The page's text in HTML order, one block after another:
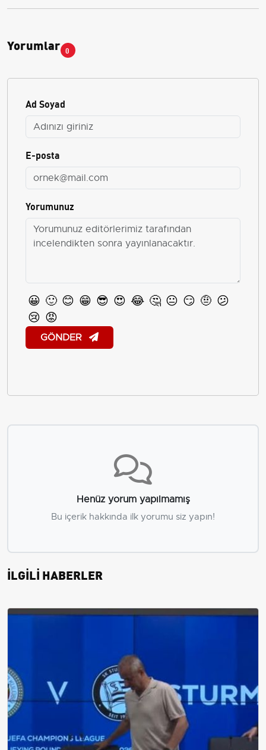
Yorumlar 0
Ad Soyad
E-posta
Yorumunuz
😀 🙂 😊 😁 😎 😍 😂 🤔 😐 😏 🤨 😕
😢 😡
GÖNDER
Henüz yorum yapılmamış
Bu içerik hakkında ilk yorumu siz yapın!
İLGİLİ HABERLER